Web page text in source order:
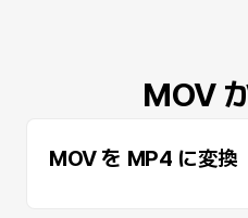
MOV
MOV を MP4 に変換